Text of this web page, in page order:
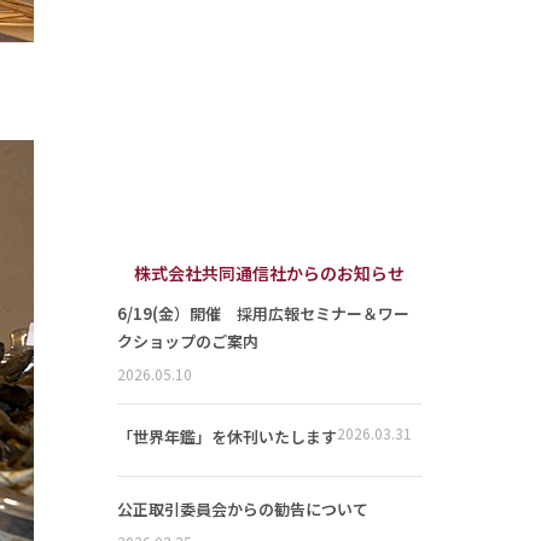
株式会社共同通信社からのお知らせ
6/19(金）開催 採用広報セミナー＆ワー
クショップのご案内
2026.05.10
「世界年鑑」を休刊いたします2026.03.31
公正取引委員会からの勧告について